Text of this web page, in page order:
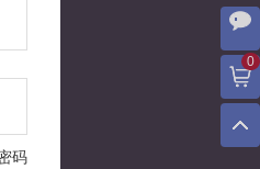
码
0